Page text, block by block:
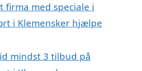
firma med speciale i
i Klemensker hjælpe
mindst 3 tilbud på